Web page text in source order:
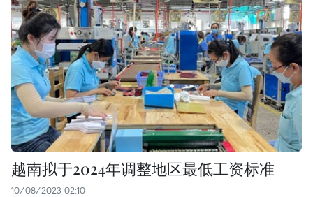
越南拟于2024年调整地区最低工资标准
10/08/2023 02:10